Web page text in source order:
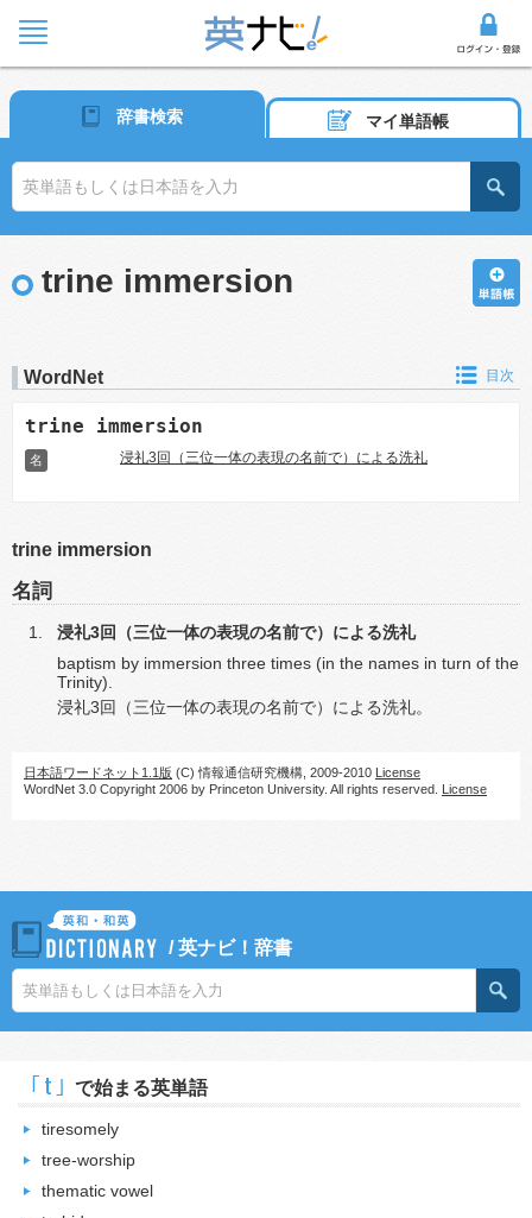
辞書検索 マイ単語帳
trine immersion
WordNet 目次
trine immersion
名 浸礼3回（三位一体の表現の名前で）による洗礼
trine immersion
名詞
浸礼3回（三位一体の表現の名前で）による洗礼
baptism by immersion three times (in the names in turn of the
Trinity).
浸礼3回（三位一体の表現の名前で）による洗礼。
日本語ワードネット1.1版 (C) 情報通信研究機構, 2009-2010 License
WordNet 3.0 Copyright 2006 by Princeton University. All rights reserved. License
/英ナビ！辞書
｢t｣ で始まる英単語
tiresomely
tree-worship
thematic vowel